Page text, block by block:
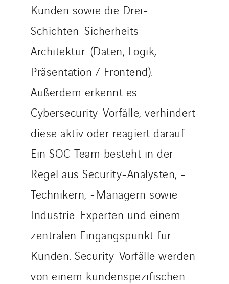
Kunden sowie die Drei-
Schichten-Sicherheits-
Architektur (Daten, Logik,
Präsentation / Frontend).
Außerdem erkennt es
Cybersecurity-Vorfälle, verhindert
diese aktiv oder reagiert darauf.
Ein SOC-Team besteht in der
Regel aus Security-Analysten, -
Technikern, -Managern sowie
Industrie-Experten und einem
zentralen Eingangspunkt für
Kunden. Security-Vorfälle werden
von einem kundenspezifischen